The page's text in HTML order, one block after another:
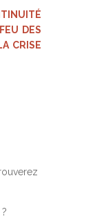
DES
CRISE